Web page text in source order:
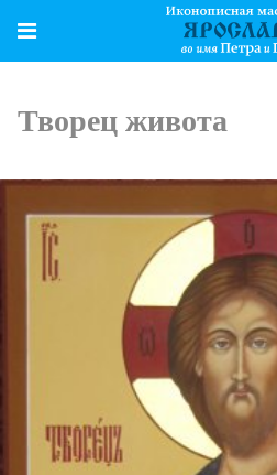
Творец живота